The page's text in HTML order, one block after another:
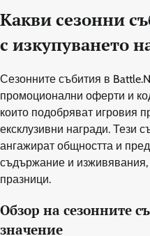
Какви сезонни
с изкупуването
Сезонните събития в
промоционални оферти и
които подобряват игровия
ексклузивни награди. Тези
ангажират общността и
съдържание и изживявания,
празници.
Обзор на сезонните
значение